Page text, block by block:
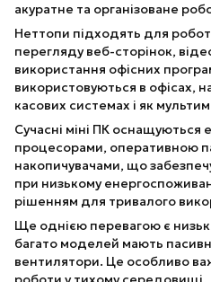
акуратне та організоване
Неттопи підходять для
перегляду веб-сторінок,
використання офісних
використовуються в офісах,
касових системах і як
Сучасні міні ПК
процесорами, оперативною
накопичувачами, що
при низькому
рішенням для тривалого
Ще однією перевагою є
багато моделей мають
вентилятори. Це особливо